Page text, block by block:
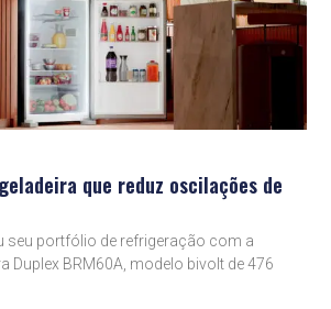
que reduz oscilações de
seu portfólio de refrigeração com a
Duplex BRM60A, modelo bivolt de 476